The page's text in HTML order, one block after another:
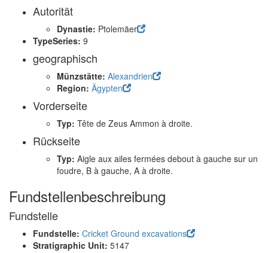
Autorität
Dynastie: Ptolemäer
TypeSeries: 9
geographisch
Münzstätte: Alexandrien
Region: Ägypten
Vorderseite
Typ: Tête de Zeus Ammon à droite.
Rückseite
Typ: Aigle aux ailes fermées debout à gauche sur un
foudre, B à gauche, A à droite.
Fundstellenbeschreibung
Fundstelle
Fundstelle: Cricket Ground excavations
Stratigraphic Unit: 5147